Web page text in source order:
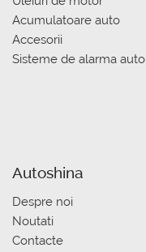
Acumulatoare auto
Accesorii
Sisteme de alarma auto
Autoshina
Despre noi
Noutati
Contacte